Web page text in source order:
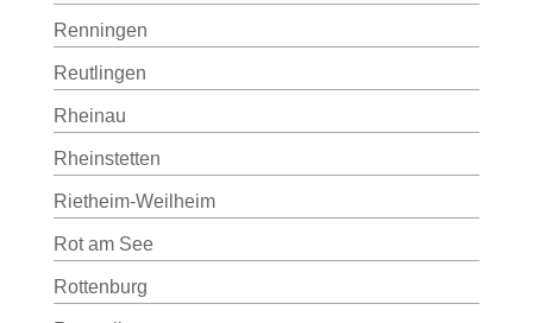
Renningen
Reutlingen
Rheinau
Rheinstetten
Rietheim-Weilheim
Rot am See
Rottenburg